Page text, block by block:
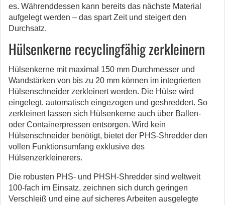
es. Währenddessen kann bereits das nächste Material
aufgelegt werden – das spart Zeit und steigert den
Durchsatz.
Hülsenkerne recyclingfähig zerkleinern
Hülsenkerne mit maximal 150 mm Durchmesser und
Wandstärken von bis zu 20 mm können im integrierten
Hülsenschneider zerkleinert werden. Die Hülse wird
eingelegt, automatisch eingezogen und geshreddert. So
zerkleinert lassen sich Hülsenkerne auch über Ballen-
oder Containerpressen entsorgen. Wird kein
Hülsenschneider benötigt, bietet der PHS-Shredder den
vollen Funktionsumfang exklusive des
Hülsenzerkleinerers.
Die robusten PHS- und PHSH-Shredder sind weltweit
100-fach im Einsatz, zeichnen sich durch geringen
Verschleiß und eine auf sicheres Arbeiten ausgelegte